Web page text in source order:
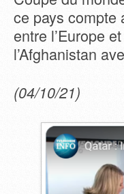
ce pays compte
entre l’Europe
l’Afghanistan
(04/10/21)